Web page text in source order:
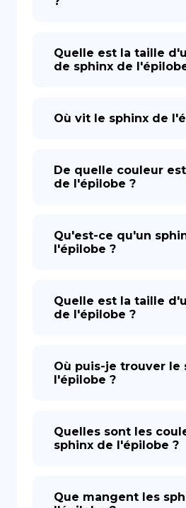
Quelle est la taille
de sphinx de
Où vit le sphinx de
De quelle couleur
de l'épilobe ?
Qu'est-ce qu'un
l'épilobe ?
Quelle est la taille
de l'épilobe ?
Où puis-je trouver le
l'épilobe ?
Quelles sont les
sphinx de l'épilobe ?
Que mangent les